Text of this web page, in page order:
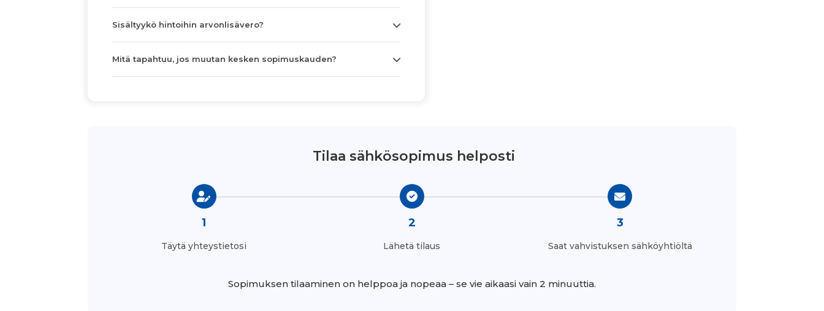
Sisältyykö hintoihin arvonlisävero?
Mitä tapahtuu, jos muutan kesken sopimuskauden?
Tilaa sähkösopimus helposti
1
Täytä yhteystietosi
2
Lähetä tilaus
3
Saat vahvistuksen sähköyhtiöltä
Sopimuksen tilaaminen on helppoa ja nopeaa – se vie aikaasi vain 2 minuuttia.